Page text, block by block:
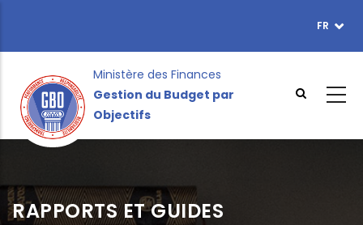
contenu
FR
Ministère des Finances
Gestion du Budget par
Objectifs
RAPPORTS ET GUIDES